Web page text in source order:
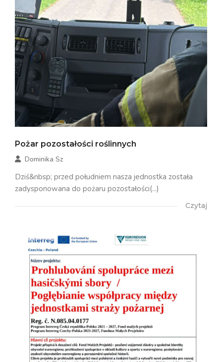
Pożar pozostałości roślinnych
Dominika Sz
Dziś&nbsp; przed południem nasza jednostka została
zadysponowana do pożaru pozostałości(...)
Czytaj